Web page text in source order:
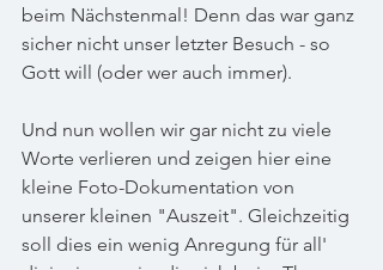
beim Nächstenmal! Denn das war ganz
sicher nicht unser letzter Besuch - so
Gott will (oder wer auch immer).
Und nun wollen wir gar nicht zu viele
Worte verlieren und zeigen hier eine
kleine Foto-Dokumentation von
unserer kleinen "Auszeit". Gleichzeitig
soll dies ein wenig Anregung für all'